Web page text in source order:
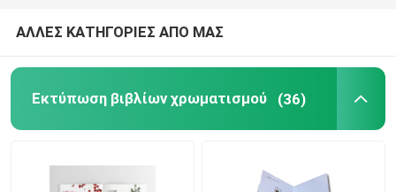
ΑΛΛΕΣ ΚΑΤΗΓΟΡΙΕΣ ΑΠΟ ΜΑΣ
Εκτύπωση βιβλίων χρωματισμού (36)